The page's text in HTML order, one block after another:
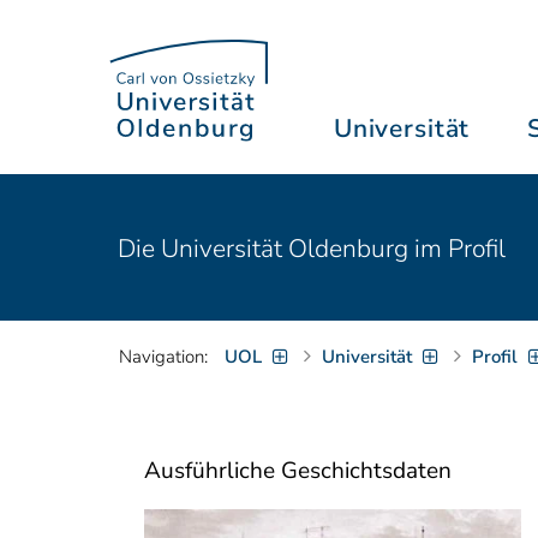
Universität
Die Universität Oldenburg im Profil
Navigation: UOL Universität Profil
Ausführliche Geschichtsdaten